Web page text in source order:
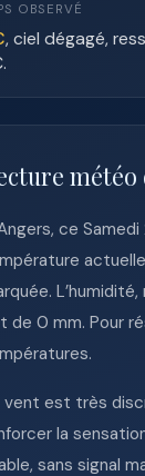
OBSERVÉ
, ciel dégagé,
météo
ce
de 0 mm. Pour
vent est très
la
sans signal